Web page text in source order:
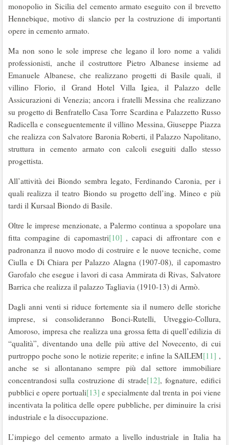
monopolio in Sicilia del cemento armato eseguito con il brevetto
Hennebique, motivo di slancio per la costruzione di importanti
opere in cemento armato.
Ma non sono le sole imprese che legano il loro nome a validi
professionisti, anche il costruttore Pietro Albanese insieme ad
Emanuele Albanese, che realizzano progetti di Basile quali, il
villino Florio, il Grand Hotel Villa Igiea, il Palazzo delle
Assicurazioni di Venezia; ancora i fratelli Messina che realizzano
su progetto di Benfratello Casa Torre Scardina e Palazzetto Russo
Radicella e conseguentemente il villino Messina, Giuseppe Piazza
che realizza con Salvatore Baronia Roberti, il Palazzo Napolitano,
struttura in cemento armato con calcoli eseguiti dallo stesso
progettista.
All’attività dei Biondo sembra legato, Ferdinando Caronia, per i
quali realizza il teatro Biondo su progetto dell’ing. Mineo e più
tardi il Kursaal Biondo di Basile.
Oltre le imprese menzionate, a Palermo continua a spopolare una
fitta compagine di capomastri[10] , capaci di affrontare con e
padronanza il nuovo modo di costruire e le nuove tecniche, come
Ciulla e Di Chiara per Palazzo Alagna (1907-08), il capomastro
Garofalo che esegue i lavori di casa Ammirata di Rivas, Salvatore
Barrica che realizza il palazzo Tagliavia (1910-13) di Armò.
Dagli anni venti si riduce fortemente sia il numero delle storiche
imprese, si consolideranno Bonci-Rutelli, Utveggio-Collura,
Amoroso, impresa che realizza una grossa fetta di quell’edilizia di
“qualità”, diventando una delle più attive del Novecento, di cui
purtroppo poche sono le notizie reperite; e infine la SAILEM[11] ,
anche se si allontanano sempre più dal settore immobiliare
concentrandosi sulla costruzione di strade[12], fognature, edifici
pubblici e opere portuali[13] e specialmente dal trenta in poi viene
incentivata la politica delle opere pubbliche, per diminuire la crisi
industriale e la disoccupazione.
L’impiego del cemento armato a livello industriale in Italia ha